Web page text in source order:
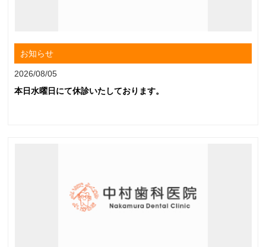
お知らせ
2026/08/05
本日水曜日にて休診いたしております。